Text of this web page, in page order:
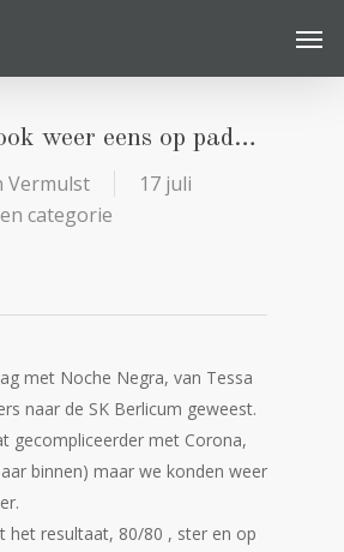
weer eens op pad…
Vermulst
17 juli
categorie
met Noche Negra, van Tessa
naar de SK Berlicum geweest.
gecompliceerder met Corona,
binnen) maar we konden weer
het resultaat, 80/80 , ster en op